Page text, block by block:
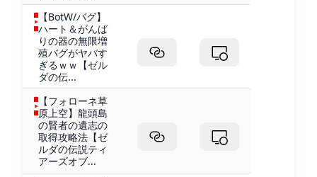
【BotW/バグ】
ハート＆がんば
りの器の無限増
殖バグがヤバす
ぎるｗｗ【ゼル
ダの伝...
【フォローネ草
原上空】龍頭島
の賢者の遺志の
取得攻略法【ゼ
ルダの伝説ティ
アーズオブ...